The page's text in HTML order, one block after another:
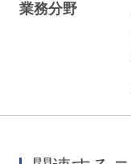
業務分野